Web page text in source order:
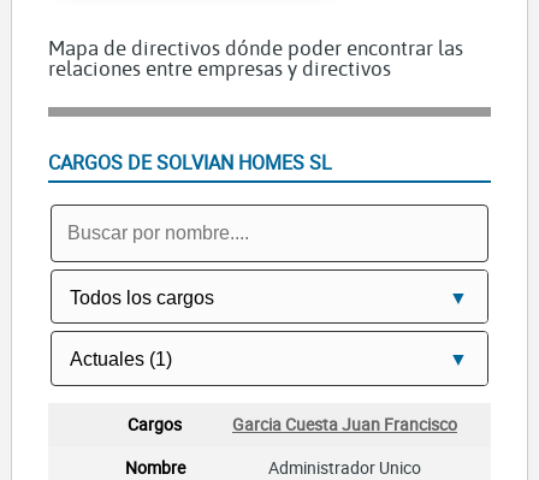
Mapa de directivos dónde poder encontrar las
relaciones entre empresas y directivos
CARGOS DE SOLVIAN HOMES SL
Garcia Cuesta Juan Francisco
Administrador Unico